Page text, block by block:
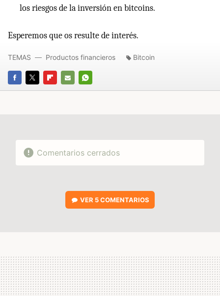
los riesgos de la inversión en bitcoins.
Esperemos que os resulte de interés.
FACEBOOK
TWITTERFLIPBOARD
E-
WHATSAPP
TEMAS Productos financieros Bitcoin
Comentarios cerrados
VER 5 COMENTARIOS